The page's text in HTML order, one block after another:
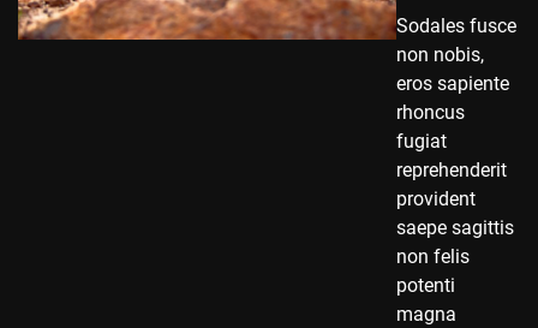
Sodales fusce
non nobis,
eros sapiente
rhoncus
fugiat
reprehenderit
provident
saepe sagittis
non felis
potenti
magna